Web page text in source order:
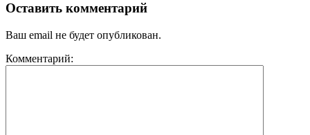
Оставить комментарий
Ваш email не будет опубликован.
Комментарий: